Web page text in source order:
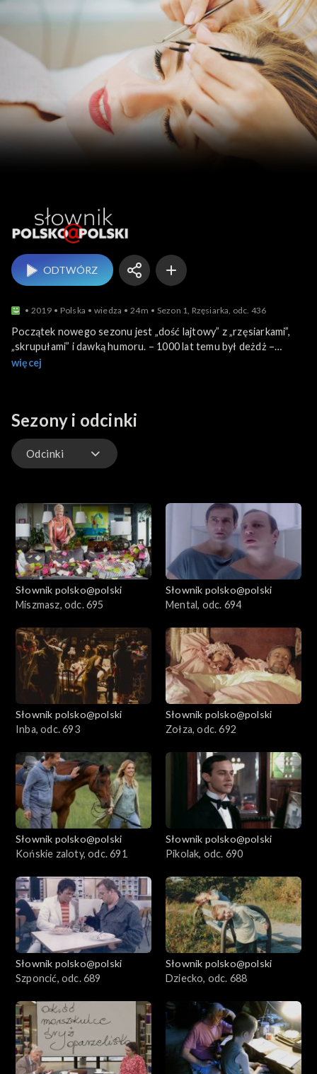
Słownik polsko@polski
ODTWÓRZ
2019 Polska wiedza 24m Sezon 1, Rzęsiarka, odc. 436
Początek nowego sezonu jest „dość lajtowy” z „rzęsiarkami”,
„skrupułami” i dawką humoru. – 1000 lat temu był deżdż –
zapewnił prof. Jan Miodek. Wymawiano to jednak jako deszcz i
więcej
Sezony i odcinki
Odcinki
Słownik polsko@polski
Miszmasz, odc. 695
Słownik polsko@polski
Mental, odc. 694
Słownik polsko@polski
Inba, odc. 693
Słownik polsko@polski
Zołza, odc. 692
Słownik polsko@polski
Końskie zaloty, odc. 691
Słownik polsko@polski
Pikolak, odc. 690
Słownik polsko@polski
Szponcić, odc. 689
Słownik polsko@polski
Dziecko, odc. 688